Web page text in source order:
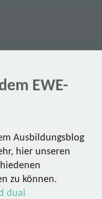
EWE-
Ausbildungsblog
hier unseren
zu können.
dual